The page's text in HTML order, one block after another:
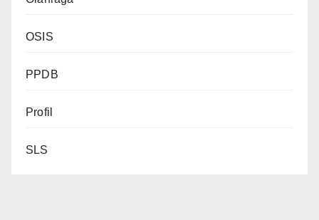
OSIS
PPDB
Profil
SLS